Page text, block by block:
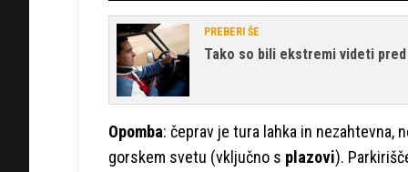
Time
PREBERI ŠE
Tako so bili ekstremi videti
Opomba: čeprav je tura lahka in nezahtevna,
gorskem svetu (vključno s plazovi).